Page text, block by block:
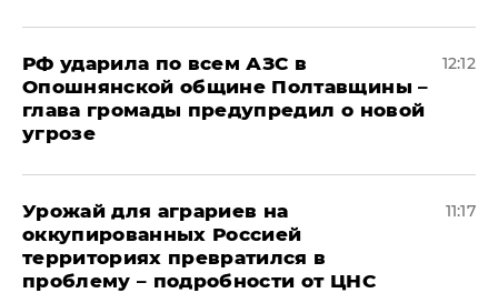
РФ ударила по всем АЗС в
Опошнянской общине Полтавщины –
глава громады предупредил о новой
угрозе
12:12
Урожай для аграриев на
оккупированных Россией
территориях превратился в
проблему – подробности от ЦНС
11:17